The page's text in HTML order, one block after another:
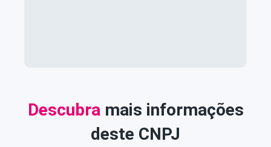
Descubra mais informações
deste CNPJ